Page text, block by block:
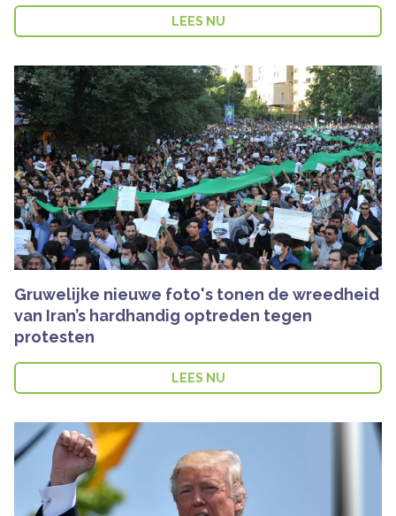
LEES NU
Gruwelijke nieuwe foto's tonen de wreedheid
van Iran’s hardhandig optreden tegen
protesten
LEES NU